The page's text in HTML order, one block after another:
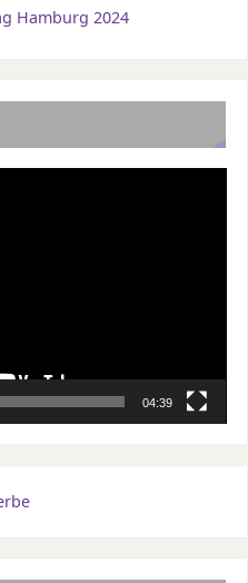
Hamburg 2024
04:39